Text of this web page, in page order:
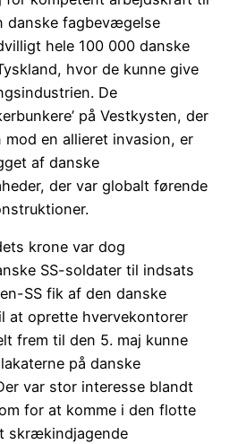
danske fagbevægelse
hele 100 000 danske
hvor de kunne give
De
på Vestkysten, der
en allieret invasion, er
af danske
der var globalt førende
krone var dog
SS-soldater til indsats
SS fik af den danske
at oprette hvervekontorer
frem til den 5. maj kunne
på danske
var stor interesse blandt
for at komme i den flotte
skrækindjagende